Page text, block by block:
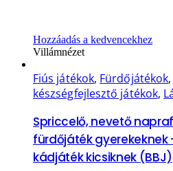
Hozzáadás a kedvencekhez
Villámnézet
Fiús játékok, Fürdőjátékok,
készségfejlesztő játékok,
Spriccelő, nevető
fürdőjáték gyerekeknek
kádjáték kicsiknek (BBJ)